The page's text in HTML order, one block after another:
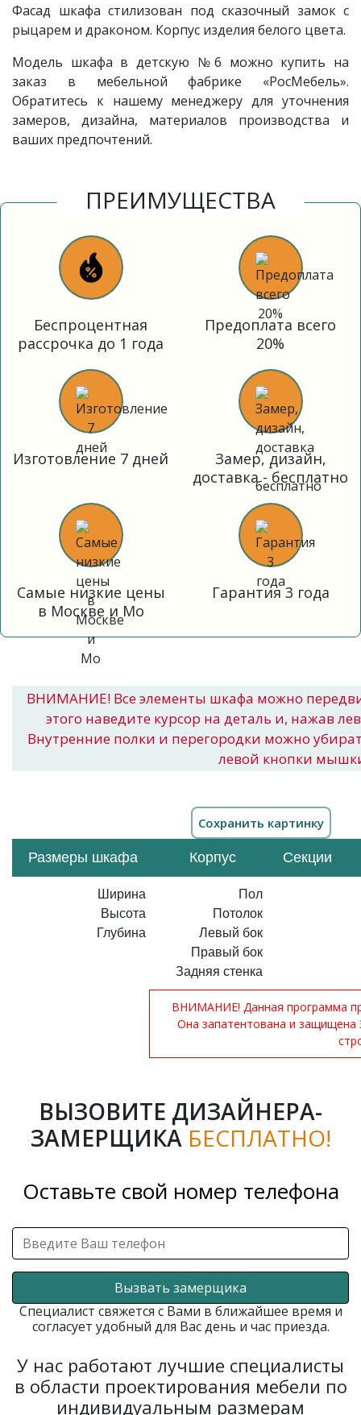
Фасад шкафа стилизован под сказочный замок с
рыцарем и драконом. Корпус изделия белого цвета.
Модель шкафа в детскую №6 можно купить на
заказ в мебельной фабрике «РосМебель».
Обратитесь к нашему менеджеру для уточнения
замеров, дизайна, материалов производства и
ваших предпочтений.
ПРЕИМУЩЕСТВА
Беспроцентная
рассрочка до 1 года
Предоплата всего
20%
Изготовление 7 дней
Замер, дизайн,
доставка - бесплатно
Самые низкие цены
в Москве и Мо
Гарантия 3 года
ВНИМАНИЕ! Все элементы шкафа можно
этого наведите курсор на деталь и, нажав
Внутренние полки и перегородки можно
левой кнопки
Размеры шкафа Корпус Секции
Ширина
Высота
Глубина
Пол
Потолок
Левый бок
Правый бок
Задняя стенка
ВНИМАНИЕ! Данная программа
Она запатентована и
ВЫЗОВИТЕ ДИЗАЙНЕРА-
ЗАМЕРЩИКА БЕСПЛАТНО!
Оставьте свой номер телефона
Вызвать замерщика
Специалист свяжется с Вами в ближайшее время и
согласует удобный для Вас день и час приезда.
У нас работают лучшие специалисты
в области проектирования мебели по
индивидуальным размерам